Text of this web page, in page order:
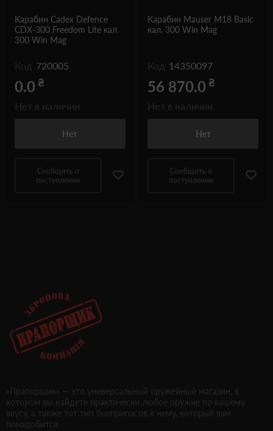
Карабин Cadex Defence
CDX-300 Freedom Lite кал.
300 Win Mag
Код 720005
0.0 ₴
Нет
Сообщить о
поступлении
Карабин Mauser M18 Basic
кал. 300 Win Mag
Код 14350097
56 870.0 ₴
Нет
Сообщить о
поступлении
«Прапорщик» — это универсальный оружейный магазин, в
котором вы найдете практически любое оружие по вашему
вкусу, а также тот тип боеприпасов к нему, который вам
понадобится.